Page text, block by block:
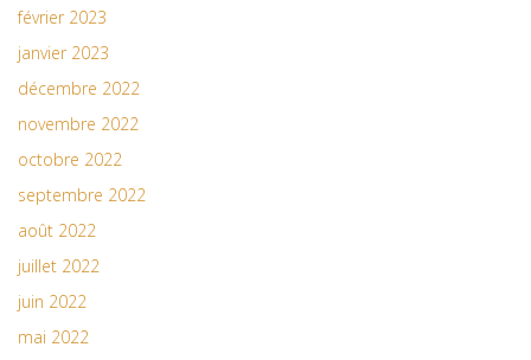
février 2023
janvier 2023
décembre 2022
novembre 2022
octobre 2022
septembre 2022
août 2022
juillet 2022
juin 2022
mai 2022